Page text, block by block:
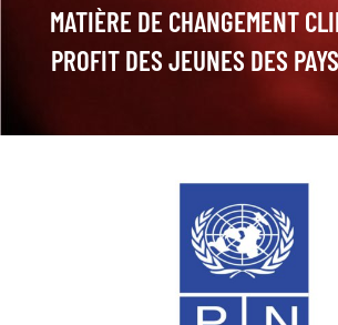
MATIÈRE DE CHANGEMENT
PROFIT DES JEUNES DES